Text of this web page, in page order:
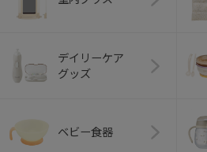
デイリーケア
グッズ
ベビー食器